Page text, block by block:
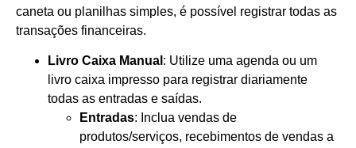
caneta ou planilhas simples, é possível registrar todas as
transações financeiras.
Livro Caixa Manual : Utilize uma agenda ou um
livro caixa impresso para registrar diariamente
todas as entradas e saídas.
Entradas: Inclua vendas de
produtos/serviços, recebimentos de vendas a